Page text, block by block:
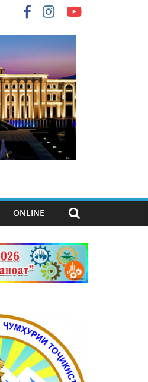
ONLINE